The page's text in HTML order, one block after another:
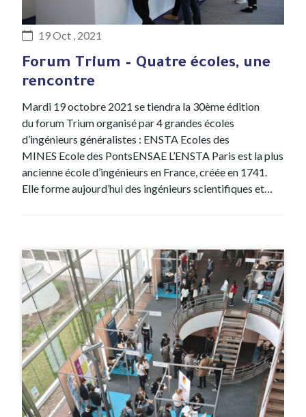
19 Oct , 2021
Forum Trium – Quatre écoles, une
rencontre
Mardi 19 octobre 2021 se tiendra la 30ème édition
du forum Trium organisé par 4 grandes écoles
d’ingénieurs généralistes : ENSTA Ecoles des
MINES Ecole des PontsENSAE L’ENSTA Paris est la plus
ancienne école d’ingénieurs en France, créée en 1741.
Elle forme aujourd’hui des ingénieurs scientifiques et…
#Evenement